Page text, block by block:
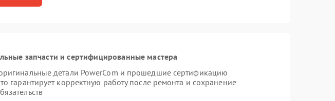
запчасти и сертифицированные мастера
детали PowerCom и прошедшие сертификацию
гарантирует корректную работу после ремонта и сохранение